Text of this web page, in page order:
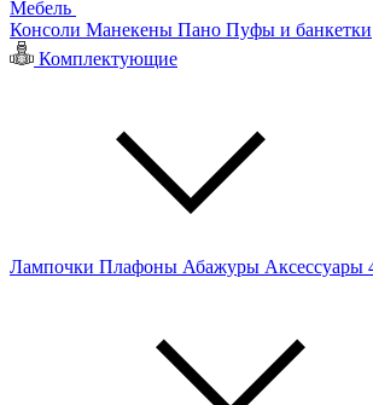
Мебель
Консоли Манекены Пано Пуфы и банкетки
Комплектующие
Лампочки Плафоны Абажуры Аксессуары